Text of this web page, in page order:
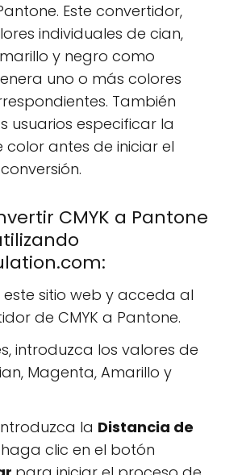
Este convertidor,
individuales de cian,
y negro como
uno o más colores
También
usuarios especificar la
antes de iniciar el
CMYK a Pantone
sitio web y acceda al
de CMYK a Pantone.
introduzca los valores de
Magenta, Amarillo y
la Distancia de
clic en el botón